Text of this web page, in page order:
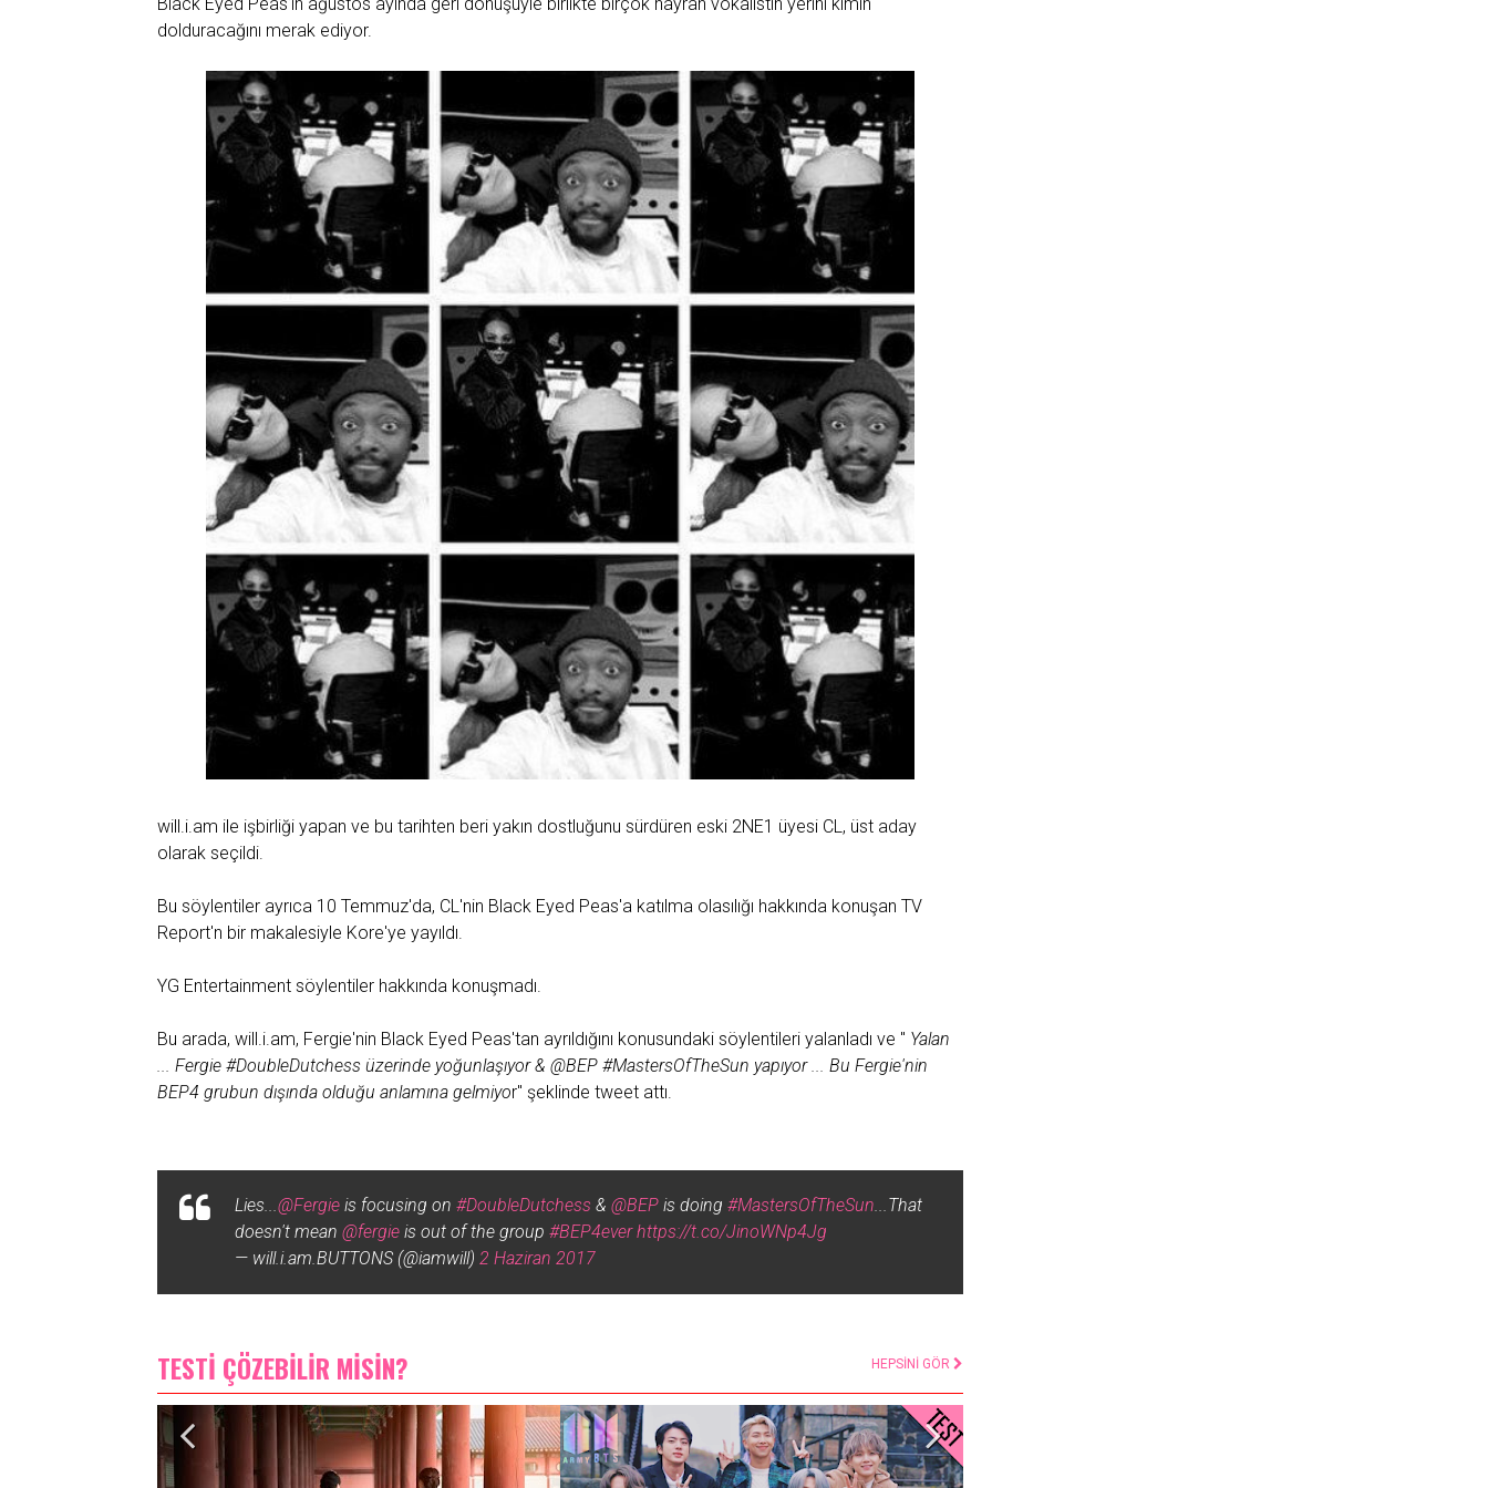
dolduracağını merak ediyor.
will.i.am ile işbirliği yapan ve bu tarihten beri yakın dostluğunu sürdüren eski 2NE1 üyesi CL, üst aday
olarak seçildi.
Bu söylentiler ayrıca 10 Temmuz'da, CL'nin Black Eyed Peas'a katılma olasılığı hakkında konuşan TV
Report'n bir makalesiyle Kore'ye yayıldı.
YG Entertainment söylentiler hakkında konuşmadı.
Bu arada, will.i.am, Fergie'nin Black Eyed Peas'tan ayrıldığını konusundaki söylentileri yalanladı ve " Yalan
... Fergie #DoubleDutchess üzerinde yoğunlaşıyor & @BEP #MastersOfTheSun yapıyor ... Bu Fergie'nin
BEP4 grubun dışında olduğu anlamına gelmiyor" şeklinde tweet attı.
Lies... @Fergie is focusing on #DoubleDutchess & @BEP is doing #MastersOfTheSun ...That
doesn't mean @fergie is out of the group #BEP4ever https://t.co/JinoWNp4Jg
— will.i.am.BUTTONS (@iamwill) 2 Haziran 2017
TESTİ ÇÖZEBİLİR MİSİN? HEPSİNİ GÖR